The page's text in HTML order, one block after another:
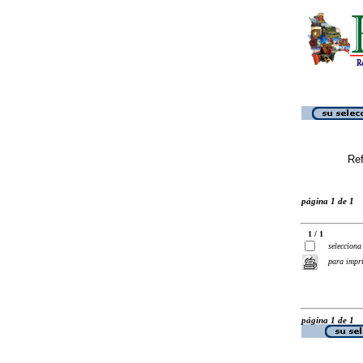
página 1 de 1
1 / 1
selecciona
para
página 1 de 1